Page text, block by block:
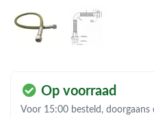
(Installatiemateriaal)
(Rookkanalen)
(Verwarming, kachels &
Op voorraad
Voor 15:00 besteld, doorgaans